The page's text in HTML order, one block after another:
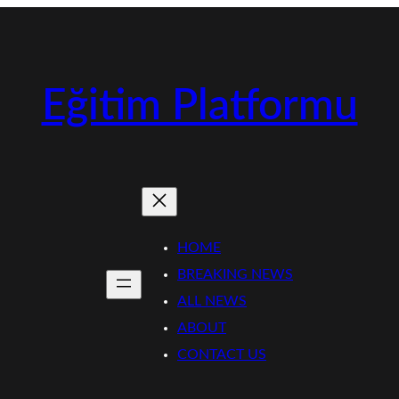
Eğitim Platformu
HOME
BREAKING NEWS
ALL NEWS
ABOUT
CONTACT US